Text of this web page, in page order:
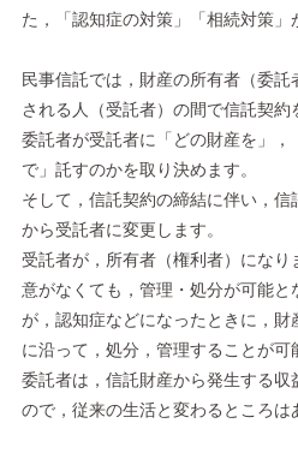
た，「認知症の対策」「相続対策」
民事信託では，財産の所有者（委
される人（受託者）の間で信託契約
委託者が受託者に「どの財産を」，
で」託すのかを取り決めます。
そして，信託契約の締結に伴い，
から受託者に変更します。
受託者が，所有者（権利者）になり
意がなくても，管理・処分が可能
が，認知症などになったときに，財
に沿って，処分，管理することが可
委託者は，信託財産から発生する収
ので，従来の生活と変わるところは